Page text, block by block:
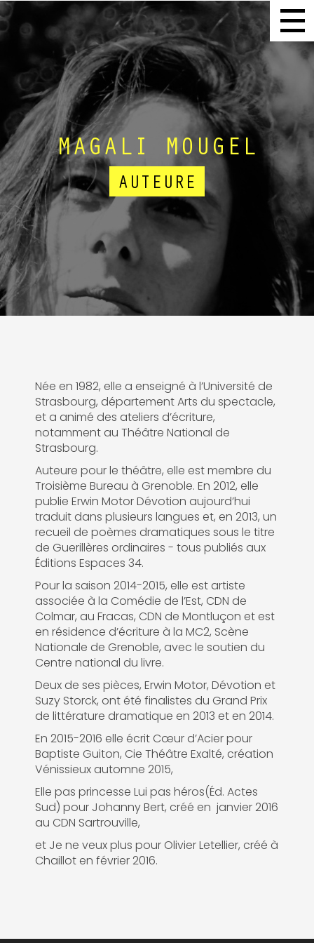
MAGALI MOUGEL
AUTEURE
Née en 1982, elle a enseigné à l’Université de
Strasbourg, département Arts du spectacle,
et a animé des ateliers d’écriture,
notamment au Théâtre National de
Strasbourg.
Auteure pour le théâtre, elle est membre du
Troisième Bureau à Grenoble. En 2012, elle
publie Erwin Motor Dévotion aujourd’hui
traduit dans plusieurs langues et, en 2013, un
recueil de poèmes dramatiques sous le titre
de Guerillères ordinaires - tous publiés aux
Éditions Espaces 34.
Pour la saison 2014-2015, elle est artiste
associée à la Comédie de l’Est, CDN de
Colmar, au Fracas, CDN de Montluçon et est
en résidence d’écriture à la MC2, Scène
Nationale de Grenoble, avec le soutien du
Centre national du livre.
Deux de ses pièces, Erwin Motor, Dévotion et
Suzy Storck, ont été finalistes du Grand Prix
de littérature dramatique en 2013 et en 2014.
En 2015-2016 elle écrit Cœur d’Acier pour
Baptiste Guiton, Cie Théâtre Exalté, création
Vénissieux automne 2015,
Elle pas princesse Lui pas héros(Éd. Actes
Sud) pour Johanny Bert, créé en janvier 2016
au CDN Sartrouville,
et Je ne veux plus pour Olivier Letellier, créé à
Chaillot en février 2016.